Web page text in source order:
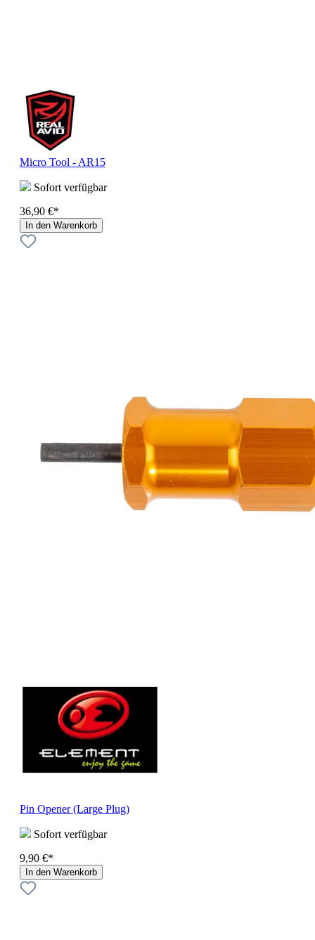
Micro Tool - AR15
Sofort verfügbar
36,90 €*
In den Warenkorb
Pin Opener (Large Plug)
Sofort verfügbar
9,90 €*
In den Warenkorb